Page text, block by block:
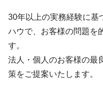
30年以上の実務経験に基
ハウで、お客様の問題を
す。
法人・個人のお客様の最
策をご提案いたします。